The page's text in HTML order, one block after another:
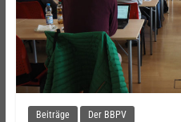
Beiträge Der BBPV